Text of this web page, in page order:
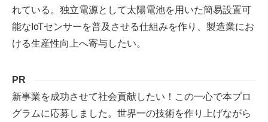
れている。独立電源として太陽電池を用いた簡易設置可
能なIoTセンサーを普及させる仕組みを作り、製造業にお
ける生産性向上へ寄与したい。
PR
新事業を成功させて社会貢献したい！この一心で本プロ
グラムに応募しました。世界一の技術を作り上げながら